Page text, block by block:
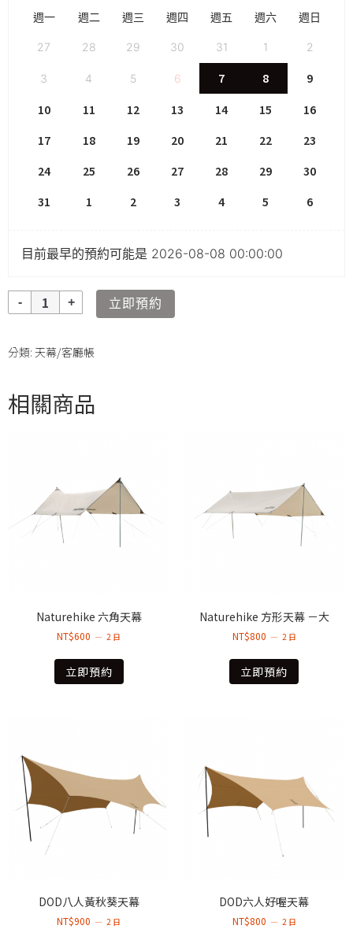
週一 週二 週三 週四 週五 週六 週日
27 28 29 30 31 1 2
3 4 5 6 7 8
9
10
11 12 13 14 15
16
17
18 19 20 21 22
23
24
25 26 27 28 29
30
31
1 2 3 4 5 6
目前最早的預約可能是 2026-08-08 00:00:00
數
量
立即預約
分類: 天幕/客廳帳
相關商品
Naturehike 六角天幕
NT$600 2 日
立即預約
Naturehike 方形天幕 －大
NT$800 2 日
立即預約
DOD八人黃秋葵天幕
NT$900 2 日
DOD六人好喔天幕
NT$800 2 日